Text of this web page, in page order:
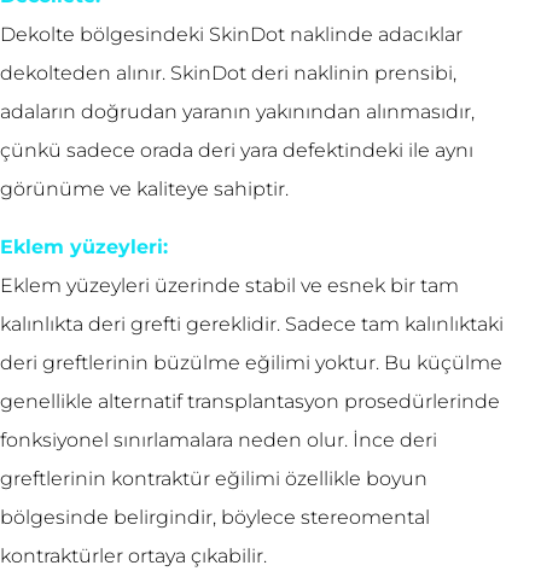
Dekolte bölgesindeki SkinDot naklinde adacıklar
dekolteden alınır. SkinDot deri naklinin prensibi,
adaların doğrudan yaranın yakınından alınmasıdır,
çünkü sadece orada deri yara defektindeki ile aynı
görünüme ve kaliteye sahiptir.
Eklem yüzeyleri:
Eklem yüzeyleri üzerinde stabil ve esnek bir tam
kalınlıkta deri grefti gereklidir. Sadece tam kalınlıktaki
deri greftlerinin büzülme eğilimi yoktur. Bu küçülme
genellikle alternatif transplantasyon prosedürlerinde
fonksiyonel sınırlamalara neden olur. İnce deri
greftlerinin kontraktür eğilimi özellikle boyun
bölgesinde belirgindir, böylece stereomental
kontraktürler ortaya çıkabilir.